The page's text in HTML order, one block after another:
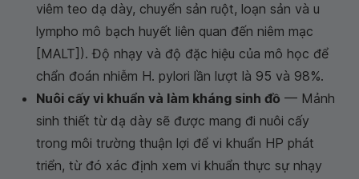
viêm teo dạ dày, chuyển sản ruột, loạn sản và u
lympho mô bạch huyết liên quan đến niêm mạc
[MALT]). Độ nhạy và độ đặc hiệu của mô học để
chẩn đoán nhiễm H. pylori lần lượt là 95 và 98%.
Nuôi cấy vi khuẩn và làm kháng sinh đồ — Mảnh
sinh thiết từ dạ dày sẽ được mang đi nuôi cấy
trong môi trường thuận lợi để vi khuẩn HP phát
triển, từ đó xác định xem vi khuẩn thực sự nhạy